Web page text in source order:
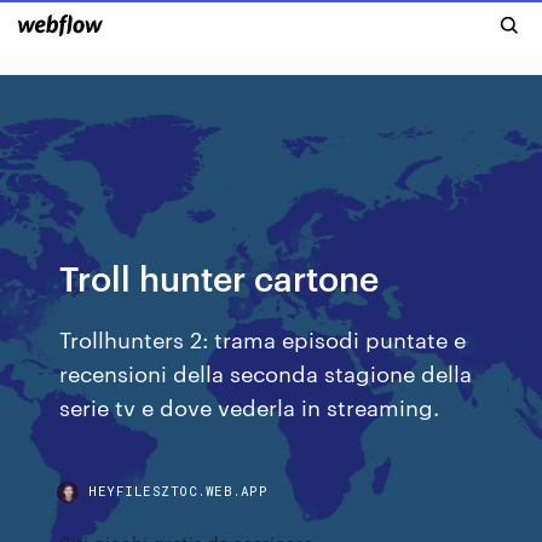
Troll hunter cartone
Trollhunters 2: trama episodi puntate e
recensioni della seconda stagione della
serie tv e dove vederla in streaming.
HEYFILESZTOC.WEB.APP